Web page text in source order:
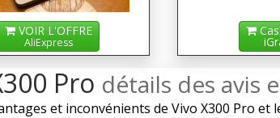
VOIR L'OFFRE
AliExpress
Pro détails des avis
et inconvénients de Vivo X300 Pro et